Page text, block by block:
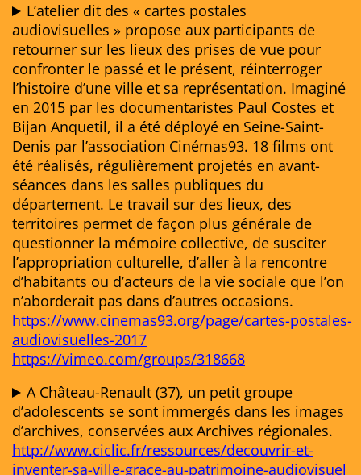
L’atelier dit des « cartes postales
audiovisuelles » propose aux participants de
retourner sur les lieux des prises de vue pour
confronter le passé et le présent, réinterroger
l’histoire d’une ville et sa représentation. Imaginé
en 2015 par les documentaristes Paul Costes et
Bijan Anquetil, il a été déployé en Seine-Saint-
Denis par l’association Cinémas93. 18 films ont
été réalisés, régulièrement projetés en avant-
séances dans les salles publiques du
département. Le travail sur des lieux, des
territoires permet de façon plus générale de
questionner la mémoire collective, de susciter
l’appropriation culturelle, d’aller à la rencontre
d’habitants ou d’acteurs de la vie sociale que l’on
n’aborderait pas dans d’autres occasions.
https://www.cinemas93.org/page/cartes-postales-
audiovisuelles-2017
https://vimeo.com/groups/318668
A Château-Renault (37), un petit groupe
d’adolescents se sont immergés dans les images
d’archives, conservées aux Archives régionales.
http://www.ciclic.fr/ressources/decouvrir-et-
inventer-sa-ville-grace-au-patrimoine-audiovisuel